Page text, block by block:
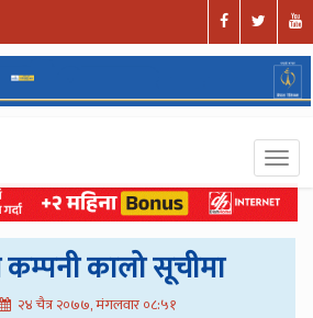
कम्पनी कालो सूचीमा
२४ चैत्र २०७७, मंगलवार ०८:५१